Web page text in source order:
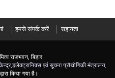
हमसे संपर्क करें सहायता
राजभवन, बिहार
,इलेक्ट्रानिक्स एवं सूचना प्रौद्योगिकी मंत्रालय,
किया गया है।